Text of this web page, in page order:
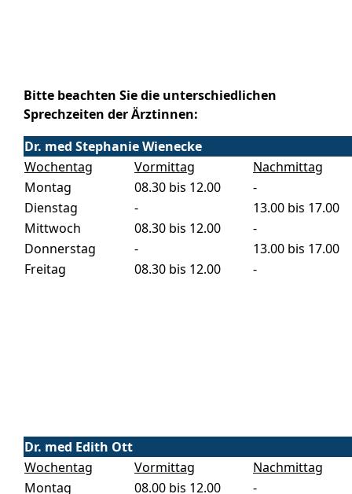
Bitte beachten Sie die unterschiedlichen
Sprechzeiten der Ärztinnen:
Dr. med Stephanie Wienecke
Wochentag
Vormittag
Nachmittag
Montag
08.30 bis 12.00
-
Dienstag
-
13.00 bis 17.00
Mittwoch
08.30 bis 12.00
-
Donnerstag
-
13.00 bis 17.00
Freitag
08.30 bis 12.00 -
Dr. med Edith Ott
Wochentag
Vormittag
Nachmittag
Montag
08.00 bis 12.00
-